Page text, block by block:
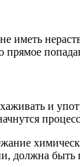
и
должна